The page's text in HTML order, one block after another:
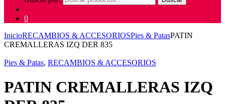
0
InicioRECAMBIOS & ACCESORIOSPies & PatasPATIN
CREMALLERAS IZQ DER 835
Pies & Patas, RECAMBIOS & ACCESORIOS
PATIN CREMALLERAS IZQ